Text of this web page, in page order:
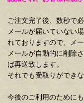
ご注文完了後、数秒で
メールが届いていない
れておりますので、メ
メールが自動的に削除
ば再送致します。
それでも受取りができ
今後のご利用のために